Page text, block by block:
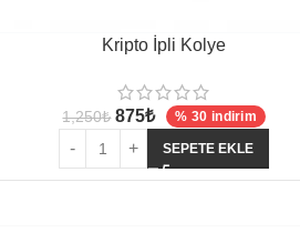
Kripto İpli Kolye
1,250₺ 875₺ % 30 indirim
SEPETE EKLE